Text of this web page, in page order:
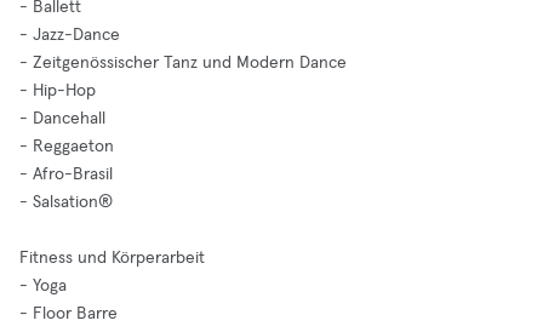
- Ballett
- Jazz-Dance
- Zeitgenössischer Tanz und Modern Dance
- Hip-Hop
- Dancehall
- Reggaeton
- Afro-Brasil
- Salsation®
Fitness und Körperarbeit
- Yoga
- Floor Barre